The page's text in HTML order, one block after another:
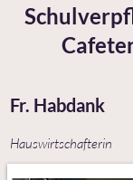
Fr. Habdank
Hauswirtschafterin